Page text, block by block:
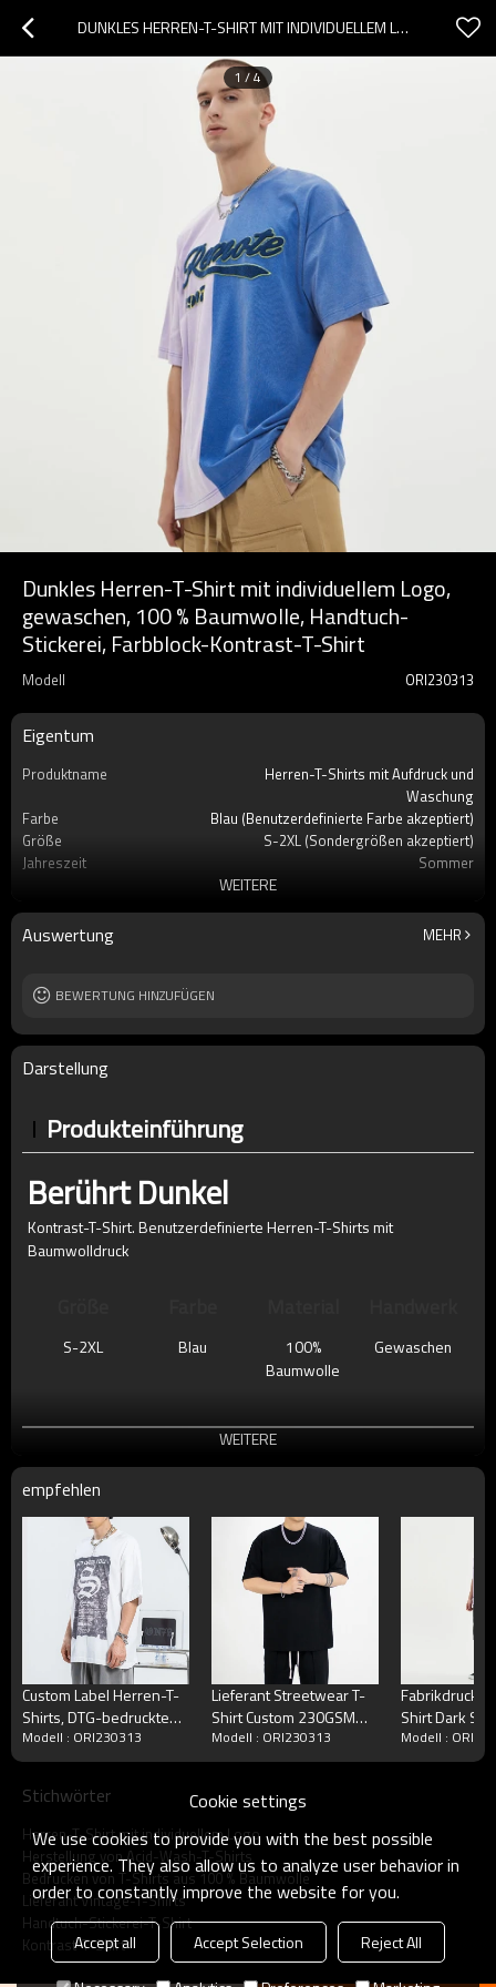
DUNKLES HERREN-T-SHIRT MIT INDIVIDUELLEM LOGO, GEWASCHEN, 100 % BAUMWOLLE, HANDTUCH-STICKEREI, FARBBLOCK-KONTRAST-T-SHIRT
1 /4
Dunkles Herren-T-Shirt mit individuellem Logo,
gewaschen, 100 % Baumwolle, Handtuch-
Stickerei, Farbblock-Kontrast-T-Shirt
Modell ORI230313
Eigentum
Produktname
Herren-T-Shirts mit Aufdruck und
Waschung
Farbe
Blau (Benutzerdefinierte Farbe akzeptiert)
Größe
S-2XL (Sondergrößen akzeptiert)
Jahreszeit
Sommer
Benutzerdefiniertes Etikett akzeptiert
Marke
Berührt Dunkel
WEITERE
Auswertung MEHR
BEWERTUNG HINZUFÜGEN
Darstellung
Produkteinführung
Berührt Dunkel
Kontrast-T-Shirt. Benutzerdefinierte Herren-T-Shirts mit
Baumwolldruck
S-2XL Blau
100%
Baumwolle
Gewaschen
WEITERE
empfehlen
Custom Label Herren-T-
Shirts, DTG-bedruckte
modische Herren-T-
Shirts
Modell : ORI230313
Lieferant Streetwear T-
Shirt Custom 230GSM
100 % Baumwolle
Übergroße Passform
Modell : ORI230313
Fabrikdruck
Shirt Dark
Herren
mit Rissen
Modell :
Stichwörter
Herren-T-Shirt mit individuellem Logo
Herstellung von Acid-Wash-T-Shirts
Bedrucken von T-Shirts aus 100 % Baumwolle
Lieferant Vintage-T-Shirts
Handtuch-Stickerei-T-Shirt
Kontrast-T-Shirt
Cookie settings
We use cookies to provide you with the best possible
experience. They also allow us to analyze user behavior in
order to constantly improve the website for you.
Accept all Accept Selection
Reject All